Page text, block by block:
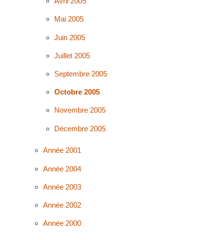
Mai 2005
Juin 2005
Juillet 2005
Septembre 2005
Octobre 2005
Novembre 2005
Décembre 2005
Année 2001
Année 2004
Année 2003
Année 2002
Année 2000